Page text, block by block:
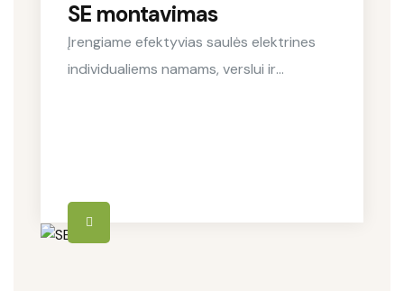
SE montavimas
Įrengiame efektyvias saulės elektrines
individualiems namams, verslui ir